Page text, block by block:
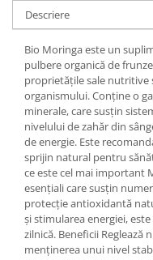
Mary & May
COSRX
BIODANCE
OOTD
Cettua
Haruharu Wonder
Medicube
ARIUL
Dr. Althea
DELLA BORN
Seleniu
Seminte de in
Silimarina
Spirulina
Ulei de cocos
Ulei de peste
Ulei MCT
Vitamina A
Vitamina B
Vitamina C
Descriere
Bio Moringa este un
pulbere organică de
proprietățile sale nutritive
organismului. Conține o
minerale, care susțin
nivelului de zahăr din
de energie. Este
sprijin natural pentru
ce este cel mai important
esențiali care susțin
protecție antioxidantă
și stimularea energiei,
zilnică. Beneficii Reglează
menținerea unui nivel